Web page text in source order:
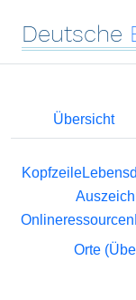
Deutsche
Übersicht
Kopfzeile
Onlineressourcen
Orte